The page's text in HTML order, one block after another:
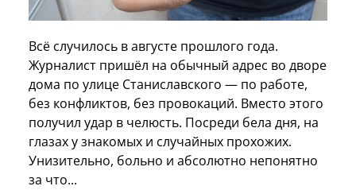
Всё случилось в августе прошлого года.
Журналист пришёл на обычный адрес во дворе
дома по улице Станиславского — по работе,
без конфликтов, без провокаций. Вместо этого
получил удар в челюсть. Посреди бела дня, на
глазах у знакомых и случайных прохожих.
Унизительно, больно и абсолютно непонятно
за что...